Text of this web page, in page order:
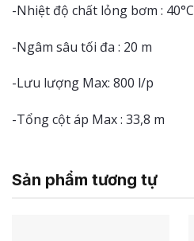
-Nhiệt độ chất lỏng bơm : 40°C
-Ngâm sâu tối đa : 20 m
-Lưu lượng Max: 800 l/p
-Tổng cột áp Max : 33,8 m
Sản phẩm tương tự